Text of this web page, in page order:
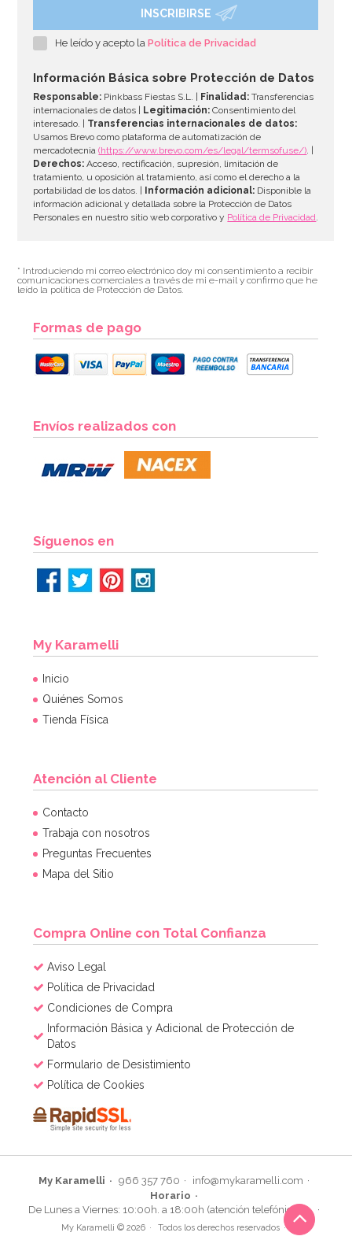
Set de 12 Pajitas Carnival
AÑADIR
3,95€
Marco para Photocall inflable 70 cm
AÑADIR
Globo nº 1 Dorado 86 cm
INSCRIBIRSE
He leído y acepto laPolítica de Privacidad
Información Básica sobre Protección de Datos
Responsable: Pinkbass Fiestas S.L. | Finalidad: Transferencias
internacionales de datos |
Legitimación: Consentimiento del
interesado. | Transferencias internacionales de datos:
Usamos Brevo como plataforma de automatización de
mercadotecnia(https://www.brevo.com/es/legal/termsofuse/). |
Derechos: Acceso, rectificación, supresión, limitación de
tratamiento, u oposición al tratamiento, así como el derecho a la
portabilidad de los datos. |
Información adicional: Disponible la
información adicional y detallada sobre la Protección de Datos
Personales en nuestro sitio web corporativo y Política de Privacidad.
* Introduciendo mi correo electrónico doy mi consentimiento a recibir
comunicaciones comerciales a través de mi e-mail y confirmo que he
leído la política de Protección de Datos.
Formas de pago
Envíos realizados con
Síguenos en
My Karamelli
Inicio
Quiénes Somos
Tienda Física
Atención al Cliente
Contacto
Trabaja con nosotros
Preguntas Frecuentes
Mapa del Sitio
Compra Online con Total Confianza
Aviso Legal
Política de Privacidad
Condiciones de Compra
Información Básica y Adicional de Protección de
Datos
Formulario de Desistimiento
Política de Cookies
My Karamelli 966 357 760
info@mykaramelli.com
Horario
De Lunes a Viernes: 10:00h. a 18:00h (atención telefónica)
My Karamelli © 2026 Todos los derechos reservados